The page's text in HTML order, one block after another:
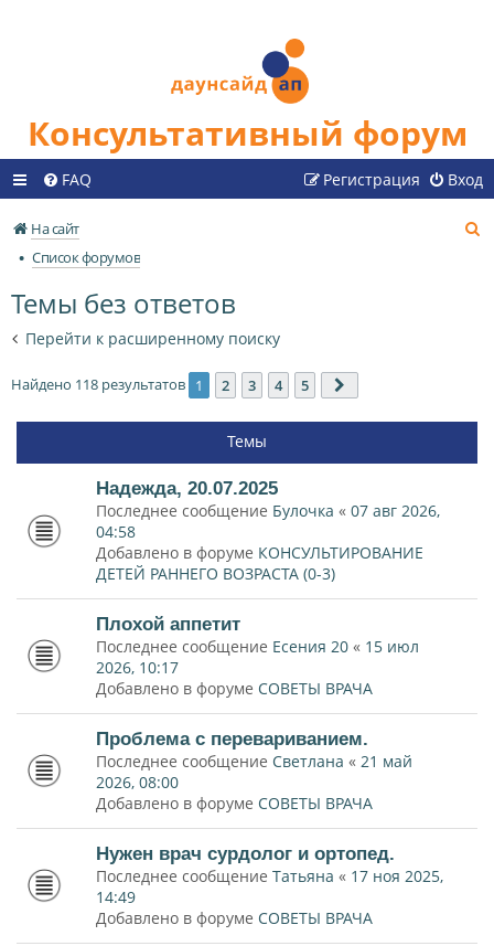
Консультативный форум
FAQ Вход
Регистрация
На сайт
Список форумов
Темы без ответов
Перейти к расширенному поиску
Найдено 118 результатов 1 2 3 4 5
Темы
Надежда, 20.07.2025
Последнее сообщение Булочка « 07 авг 2026,
04:58
Добавлено в форуме КОНСУЛЬТИРОВАНИЕ
ДЕТЕЙ РАННЕГО ВОЗРАСТА (0-3)
Плохой аппетит
Последнее сообщение Есения 20 « 15 июл
2026, 10:17
Добавлено в форуме СОВЕТЫ ВРАЧА
Проблема с перевариванием.
Последнее сообщение Светлана « 21 май
2026, 08:00
Добавлено в форуме СОВЕТЫ ВРАЧА
Нужен врач сурдолог и ортопед.
Последнее сообщение Татьяна « 17 ноя 2025,
14:49
Добавлено в форуме СОВЕТЫ ВРАЧА